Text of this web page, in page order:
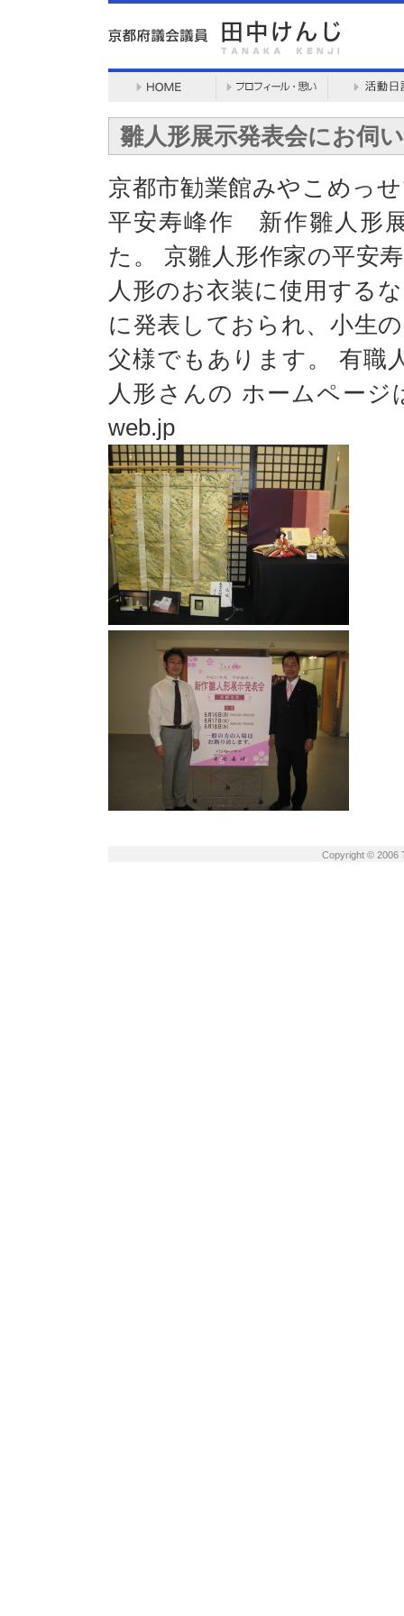
雛人形展示発表会にお伺
京都市勧業館みやこめっ
平安寿峰作 新作雛人形
た。 京雛人形作家の平安
人形のお衣装に使用する
に発表しておられ、小生
父様でもあります。 有
人形さんの ホームページ
web.jp
Copyright © 2006